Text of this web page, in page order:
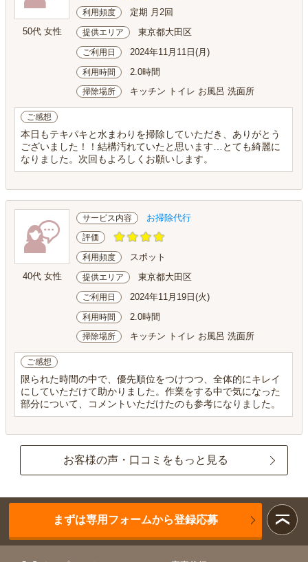
50代 女性
利用頻度 定期 月2回
提供エリア 東京都大田区
ご利用日 2024年11月11日(月)
利用時間 2.0時間
掃除場所 キッチン トイレ お風呂 洗面所
ご感想
本日もテキパキと水まわりを掃除していただき、ありがとう
ございました！！結構汚れていたと思います…とても綺麗に
なりました。次回もよろしくお願いします。
40代 女性
サービス内容 お掃除代行
評価
利用頻度 スポット
提供エリア 東京都大田区
ご利用日 2024年11月19日(火)
利用時間 2.0時間
掃除場所 キッチン トイレ お風呂 洗面所
ご感想
限られた時間の中で、優先順位をつけつつ、全体的にキレイ
にしていただけて助かりました。作業をする中で気になった
部分について、コメントいただけたのも参考になりました。
お客様の声・口コミをもっと見る
まずは専用フォームから登録応募